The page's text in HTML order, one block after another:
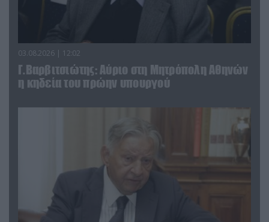
03.08.2026 | 12:02
Γ.Βαρβιτσιώτης: Aύριο στη Μητρόπολη Αθηνών
η κηδεία του πρώην υπουργού